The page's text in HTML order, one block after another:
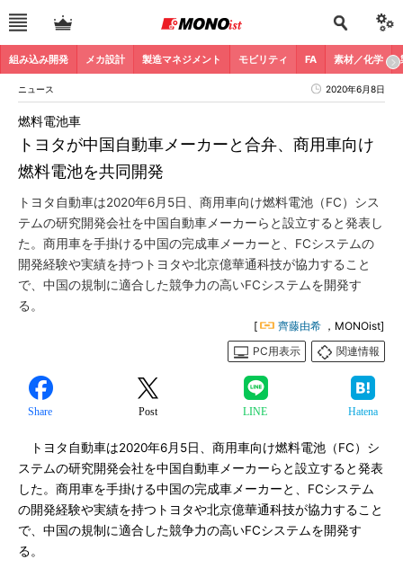
組み込み開発 メカ設計 製造マネジメント モビリティ FA 素材／化学
ニュース 2020年6月8日
トヨタが中国自動車メーカーと合弁、商用車向け
燃料電池を共同開発
燃料電池車
トヨタ自動車は2020年6月5日、商用車向け燃料電池（FC）シス
テムの研究開発会社を中国自動車メーカーらと設立すると発表し
た。商用車を手掛ける中国の完成車メーカーと、FCシステムの
開発経験や実績を持つトヨタや北京億華通科技が協力すること
で、中国の規制に適合した競争力の高いFCシステムを開発す
る。
[ 齊藤由希 ，MONOist]
PC用表示
関連情報
Share Post LINE Hatena
トヨタ自動車は2020年6月5日、商用車向け燃料電池（FC）シ
ステムの研究開発会社を中国自動車メーカーらと設立すると発表
した。商用車を手掛ける中国の完成車メーカーと、FCシステム
の開発経験や実績を持つトヨタや北京億華通科技が協力すること
で、中国の規制に適合した競争力の高いFCシステムを開発す
る。